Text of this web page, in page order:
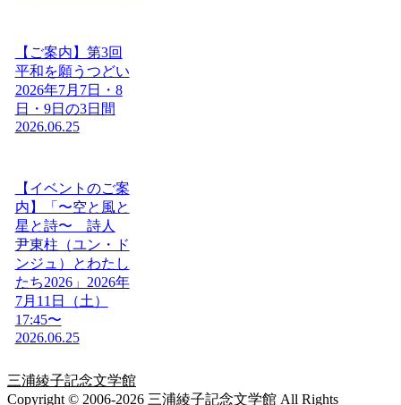
【ご案内】第3回
平和を願うつどい
2026年7月7日・8
日・9日の3日間
2026.06.25
【イベントのご案
内】「〜空と風と
星と詩〜 詩人
尹東柱（ユン・ド
ンジュ）とわたし
たち2026」2026年
7月11日（土）
17:45〜
2026.06.25
三浦綾子記念文学館
Copyright © 2006-2026 三浦綾子記念文学館 All Rights